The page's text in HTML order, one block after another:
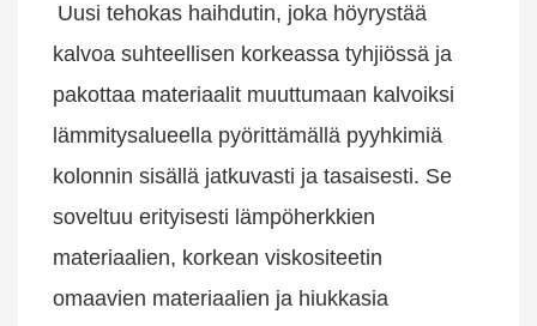
Uusi tehokas haihdutin, joka höyrystää
kalvoa suhteellisen korkeassa tyhjiössä ja
pakottaa materiaalit muuttumaan kalvoiksi
lämmitysalueella pyörittämällä pyyhkimiä
kolonnin sisällä jatkuvasti ja tasaisesti. Se
soveltuu erityisesti lämpöherkkien
materiaalien, korkean viskositeetin
omaavien materiaalien ja hiukkasia